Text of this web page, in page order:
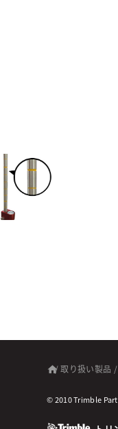
/取り扱い製品
© 2010 Trimble